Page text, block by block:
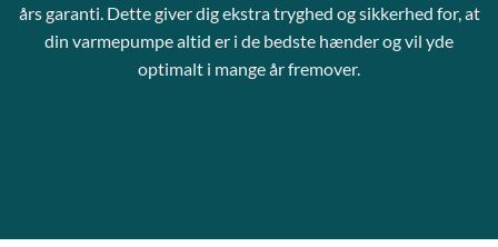
års garanti. Dette giver dig ekstra tryghed og sikkerhed for, at
din varmepumpe altid er i de bedste hænder og vil yde
optimalt i mange år fremover.